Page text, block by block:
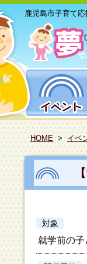
鹿児島市子育て
HOME > イベ
対象
就学前の